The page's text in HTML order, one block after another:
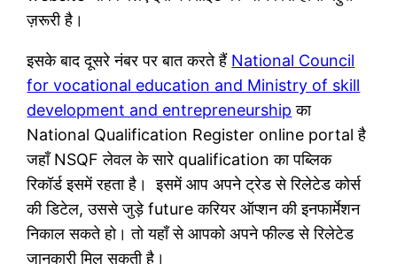
ज़रूरी है।
इसके बाद दूसरे नंबर पर बात करते हैं National Council
for vocational education and Ministry of skill
development and entrepreneurship का
National Qualification Register online portal है
जहाँ NSQF लेवल के सारे qualification का पब्लिक
रिकॉर्ड इसमें रहता है। इसमें आप अपने ट्रेड से रिलेटेड कोर्स
की डिटेल, उससे जुड़े future करियर ऑप्शन की इनफार्मेशन
निकाल सकते हो। तो यहाँ से आपको अपने फील्ड से रिलेटेड
जानकारी मिल सकती है।